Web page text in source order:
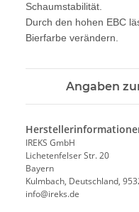
Schaumstabilität.
Durch den hohen EBC
Bierfarbe verändern.
Angaben
IREKS GmbH
Lichetenfelser Str. 20
Bayern
Kulmbach, Deutschland,
info@ireks.de